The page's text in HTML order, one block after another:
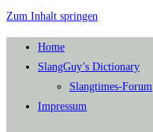
Zum Inhalt springen
Home
SlangGuy’s Dic­tion­a­ry
Slang­times-Forum
Impres­sum